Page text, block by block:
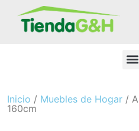
Inicio / Muebles de Hogar /
160cm